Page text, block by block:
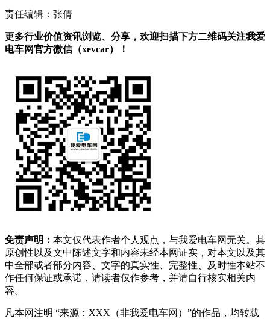
责任编辑：张倩
更多行业价值资讯浏览、分享，欢迎扫描下方二维码关注我爱
电车网官方微信（xevcar）！
免责声明： 本文仅代表作者个人观点，与我爱电车网无关。其
原创性以及文中陈述文字和内容未经本网证实，对本文以及其
中全部或者部分内容、文字的真实性、完整性、及时性本站不
作任何保证或承诺，请读者仅作参考，并请自行核实相关内
容。
凡本网注明 “来源：XXX（非我爱电车网）”的作品，均转载